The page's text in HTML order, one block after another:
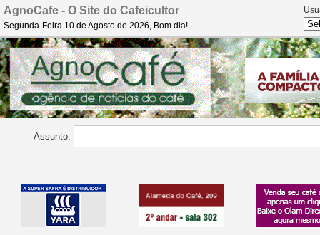
AgnoCafe - O Site do Cafeicultor
Segunda-Feira 10 de Agosto de 2026, Bom dia!
Assunto: